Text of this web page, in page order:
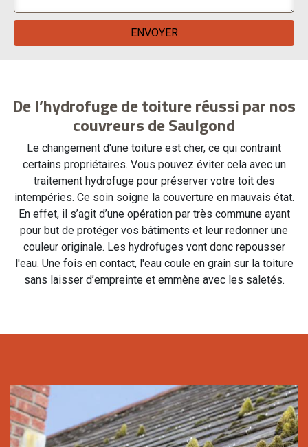
De l’hydrofuge de toiture réussi par nos
couvreurs de Saulgond
Le changement d'une toiture est cher, ce qui contraint
certains propriétaires. Vous pouvez éviter cela avec un
traitement hydrofuge pour préserver votre toit des
intempéries. Ce soin soigne la couverture en mauvais état.
En effet, il s’agit d’une opération par très commune ayant
pour but de protéger vos bâtiments et leur redonner une
couleur originale. Les hydrofuges vont donc repousser
l'eau. Une fois en contact, l'eau coule en grain sur la toiture
sans laisser d’empreinte et emmène avec les saletés.